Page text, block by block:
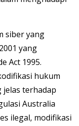
siber yang
yang
Act 1995.
hukum
jelas terhadap
Australia
ilegal, modifikasi